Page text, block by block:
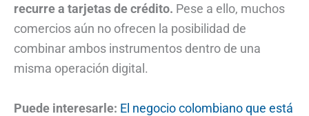
recurre a tarjetas de crédito. Pese a ello, muchos
comercios aún no ofrecen la posibilidad de
combinar ambos instrumentos dentro de una
misma operación digital.
Puede interesarle: El negocio colombiano que está